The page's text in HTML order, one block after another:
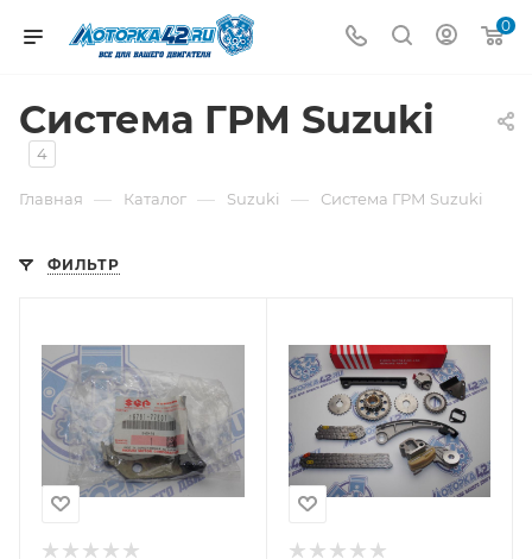
0
Система ГРМ Suzuki
4
Главная — Каталог — Suzuki — Система ГРМ Suzuki
ФИЛЬТР